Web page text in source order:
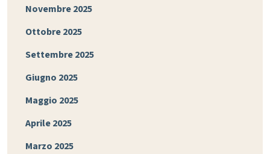
Novembre 2025
Ottobre 2025
Settembre 2025
Giugno 2025
Maggio 2025
Aprile 2025
Marzo 2025